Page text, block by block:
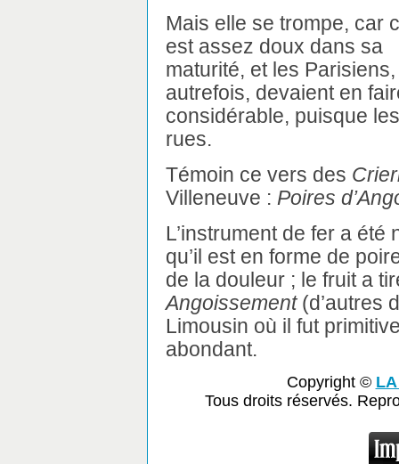
Mais elle se trompe, car
est assez doux dans sa
maturité, et les
autrefois, devaient en
considérable, puisque
rues.
Témoin ce vers des
Villeneuve : Poires
L’instrument de fer a été
qu’il est en forme de
de la douleur ; le fruit a
Angoissement(d’autres
Limousin où il fut
abondant.
Copyright ©
Tous droits réservés.